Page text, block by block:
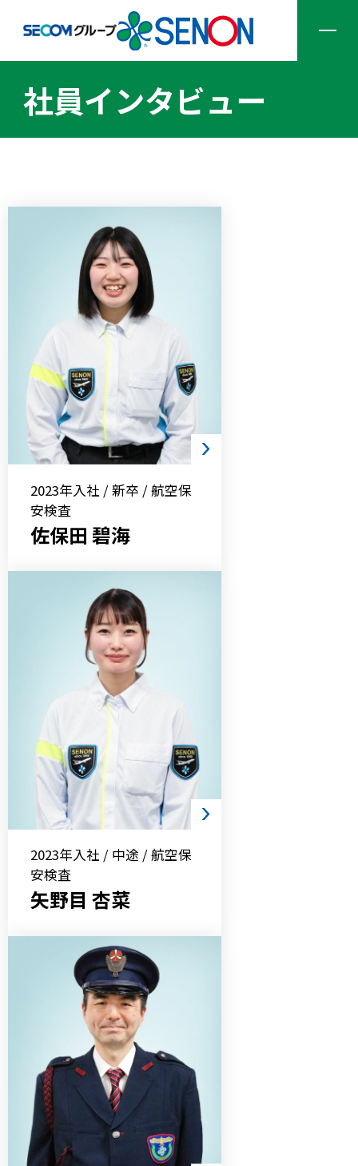
企業情報
ソリューション一覧
採用情報
ニュース
社員インタビュー
2023年入社 / 新卒 / 航空保
安検査
佐保田 碧海
2023年入社 / 中途 / 航空保
安検査
矢野目 杏菜